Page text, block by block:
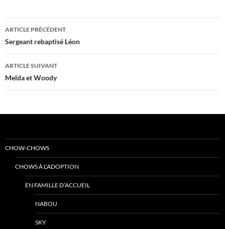
Navigation
des
articles
ARTICLE PRÉCÉDENT
Sergeant rebaptisé Léon
ARTICLE SUIVANT
Melda et Woody
CHOW-CHOWS
CHOWS À L’ADOPTION
EN FAMILLE D’ACCUEIL
NABOU
SKY